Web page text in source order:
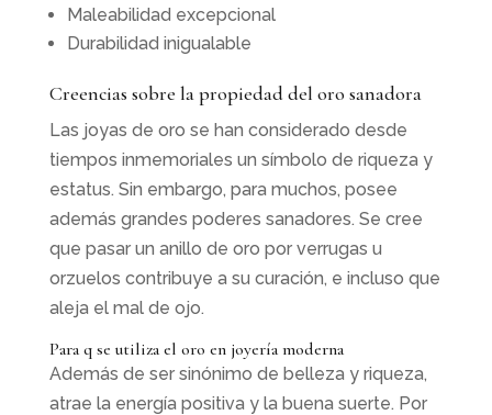
Maleabilidad excepcional
Durabilidad inigualable
Creencias sobre la propiedad del oro sanadora
Las joyas de oro se han considerado desde
tiempos inmemoriales un símbolo de riqueza y
estatus. Sin embargo, para muchos, posee
además grandes poderes sanadores. Se cree
que pasar un anillo de oro por verrugas u
orzuelos contribuye a su curación, e incluso que
aleja el mal de ojo.
Para q se utiliza el oro en joyería moderna
Además de ser sinónimo de belleza y riqueza,
atrae la energía positiva y la buena suerte. Por